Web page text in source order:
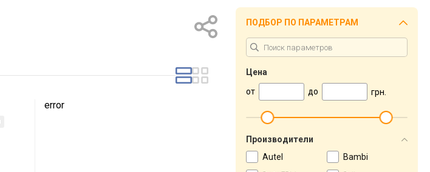
error
ПОДБОР ПО ПАРАМЕТРАМ
Цена
от
до грн.
Производители
Autel
Bambi